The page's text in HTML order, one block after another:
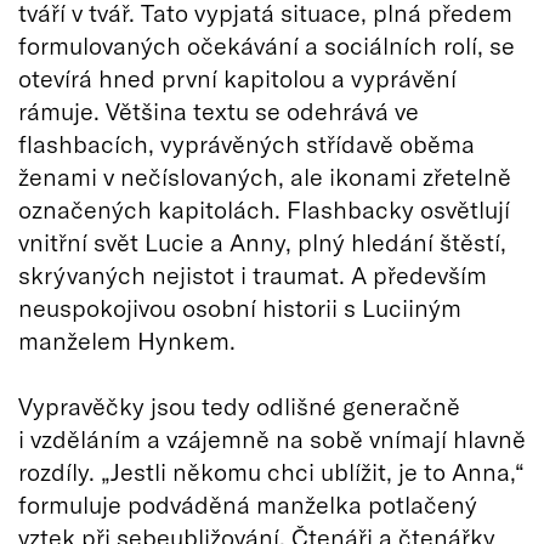
tváří v tvář. Tato vypjatá situace, plná předem
formulovaných očekávání a sociálních rolí, se
otevírá hned první kapitolou a vyprávění
rámuje. Většina textu se odehrává ve
flashbacích, vyprávěných střídavě oběma
ženami v nečíslovaných, ale ikonami zřetelně
označených kapitolách. Flashbacky osvětlují
vnitřní svět Lucie a Anny, plný hledání štěstí,
skrývaných nejistot i traumat. A především
neuspokojivou osobní historii s Luciiným
manželem Hynkem.
Vypravěčky jsou tedy odlišné generačně
i vzděláním a vzájemně na sobě vnímají hlavně
rozdíly. „Jestli někomu chci ublížit, je to Anna,“
formuluje podváděná manželka potlačený
vztek při sebeubližování. Čtenáři a čtenářky